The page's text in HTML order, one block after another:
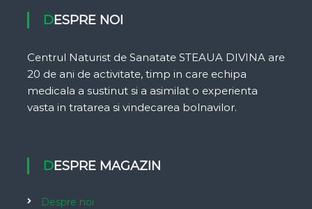
DESPRE NOI
Centrul Naturist de Sanatate STEAUA DIVINA are
20 de ani de activitate, timp in care echipa
medicala a sustinut si a asimilat o experienta
vasta in tratarea si vindecarea bolnavilor.
DESPRE MAGAZIN
Despre noi